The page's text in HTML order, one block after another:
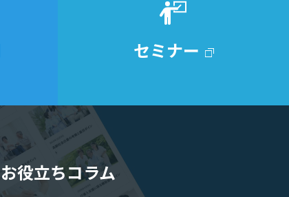
セミナー
お役立ちコラム